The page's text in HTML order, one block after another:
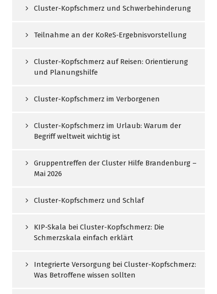
Cluster-Kopfschmerz und Schwerbehinderung
Teilnahme an der KoReS‑Ergebnisvorstellung
Cluster-Kopfschmerz auf Reisen: Orientierung
und Planungshilfe
Cluster-Kopfschmerz im Verborgenen
Cluster-Kopfschmerz im Urlaub: Warum der
Begriff weltweit wichtig ist
Gruppentreffen der Cluster Hilfe Brandenburg –
Mai 2026
Cluster-Kopfschmerz und Schlaf
KIP-Skala bei Cluster-Kopfschmerz: Die
Schmerzskala einfach erklärt
Integrierte Versorgung bei Cluster-Kopfschmerz:
Was Betroffene wissen sollten